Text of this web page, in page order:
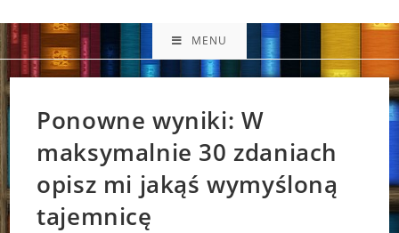
MENU
Ponowne wyniki: W
maksymalnie 30 zdaniach
opisz mi jakąś wymyśloną
tajemnicę